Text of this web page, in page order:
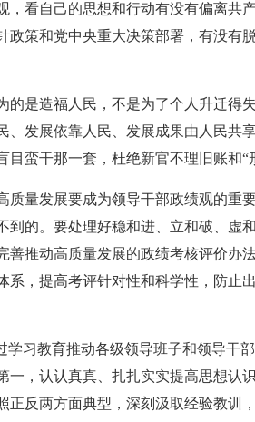
看自己的思想和行动有没有偏离共
策和党中央重大决策部署，有没有
是造福人民，不是为了个人升迁得
发展依靠人民、发展成果由人民共
蛮干那一套，杜绝新官不理旧账和“
量发展要成为领导干部政绩观的重
的。要处理好稳和进、立和破、虚
推动高质量发展的政绩考核评价办
，提高考评针对性和科学性，防止
习教育推动各级领导班子和领导干
，认认真真、扎扎实实提高思想认
反两方面典型，深刻汲取经验教训